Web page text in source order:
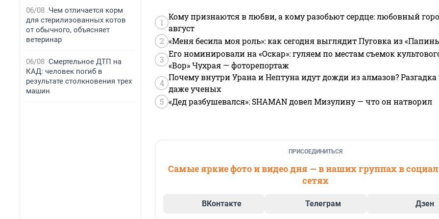
06/08 Чем отличается корм
для стерилизованных котов
от обычного, объясняет
ветеринар
06/08 Смертельное ДТП на
КАД: человек погиб в
результате столкновения трех
машин
1
Кому признаются в любви, а кому разобьют сердце: любовный
август
2 «Меня бесила моя роль»: как сегодня выглядит Пуговка из
3
Его номинировали на «Оскар»: гуляем по местам съемок
«Вор» Чухрая — фоторепортаж
4
Почему внутри Урана и Нептуна идут дожди из алмазов?
даже ученых
5 «Дед разбушевался»: SHAMAN довел Мизулину — что он натворил
ПРИСОЕДИНИТЬСЯ
Самые яркие фото и видео дня — в наших группах в
сетях
ВКонтакте Телеграм Дзен